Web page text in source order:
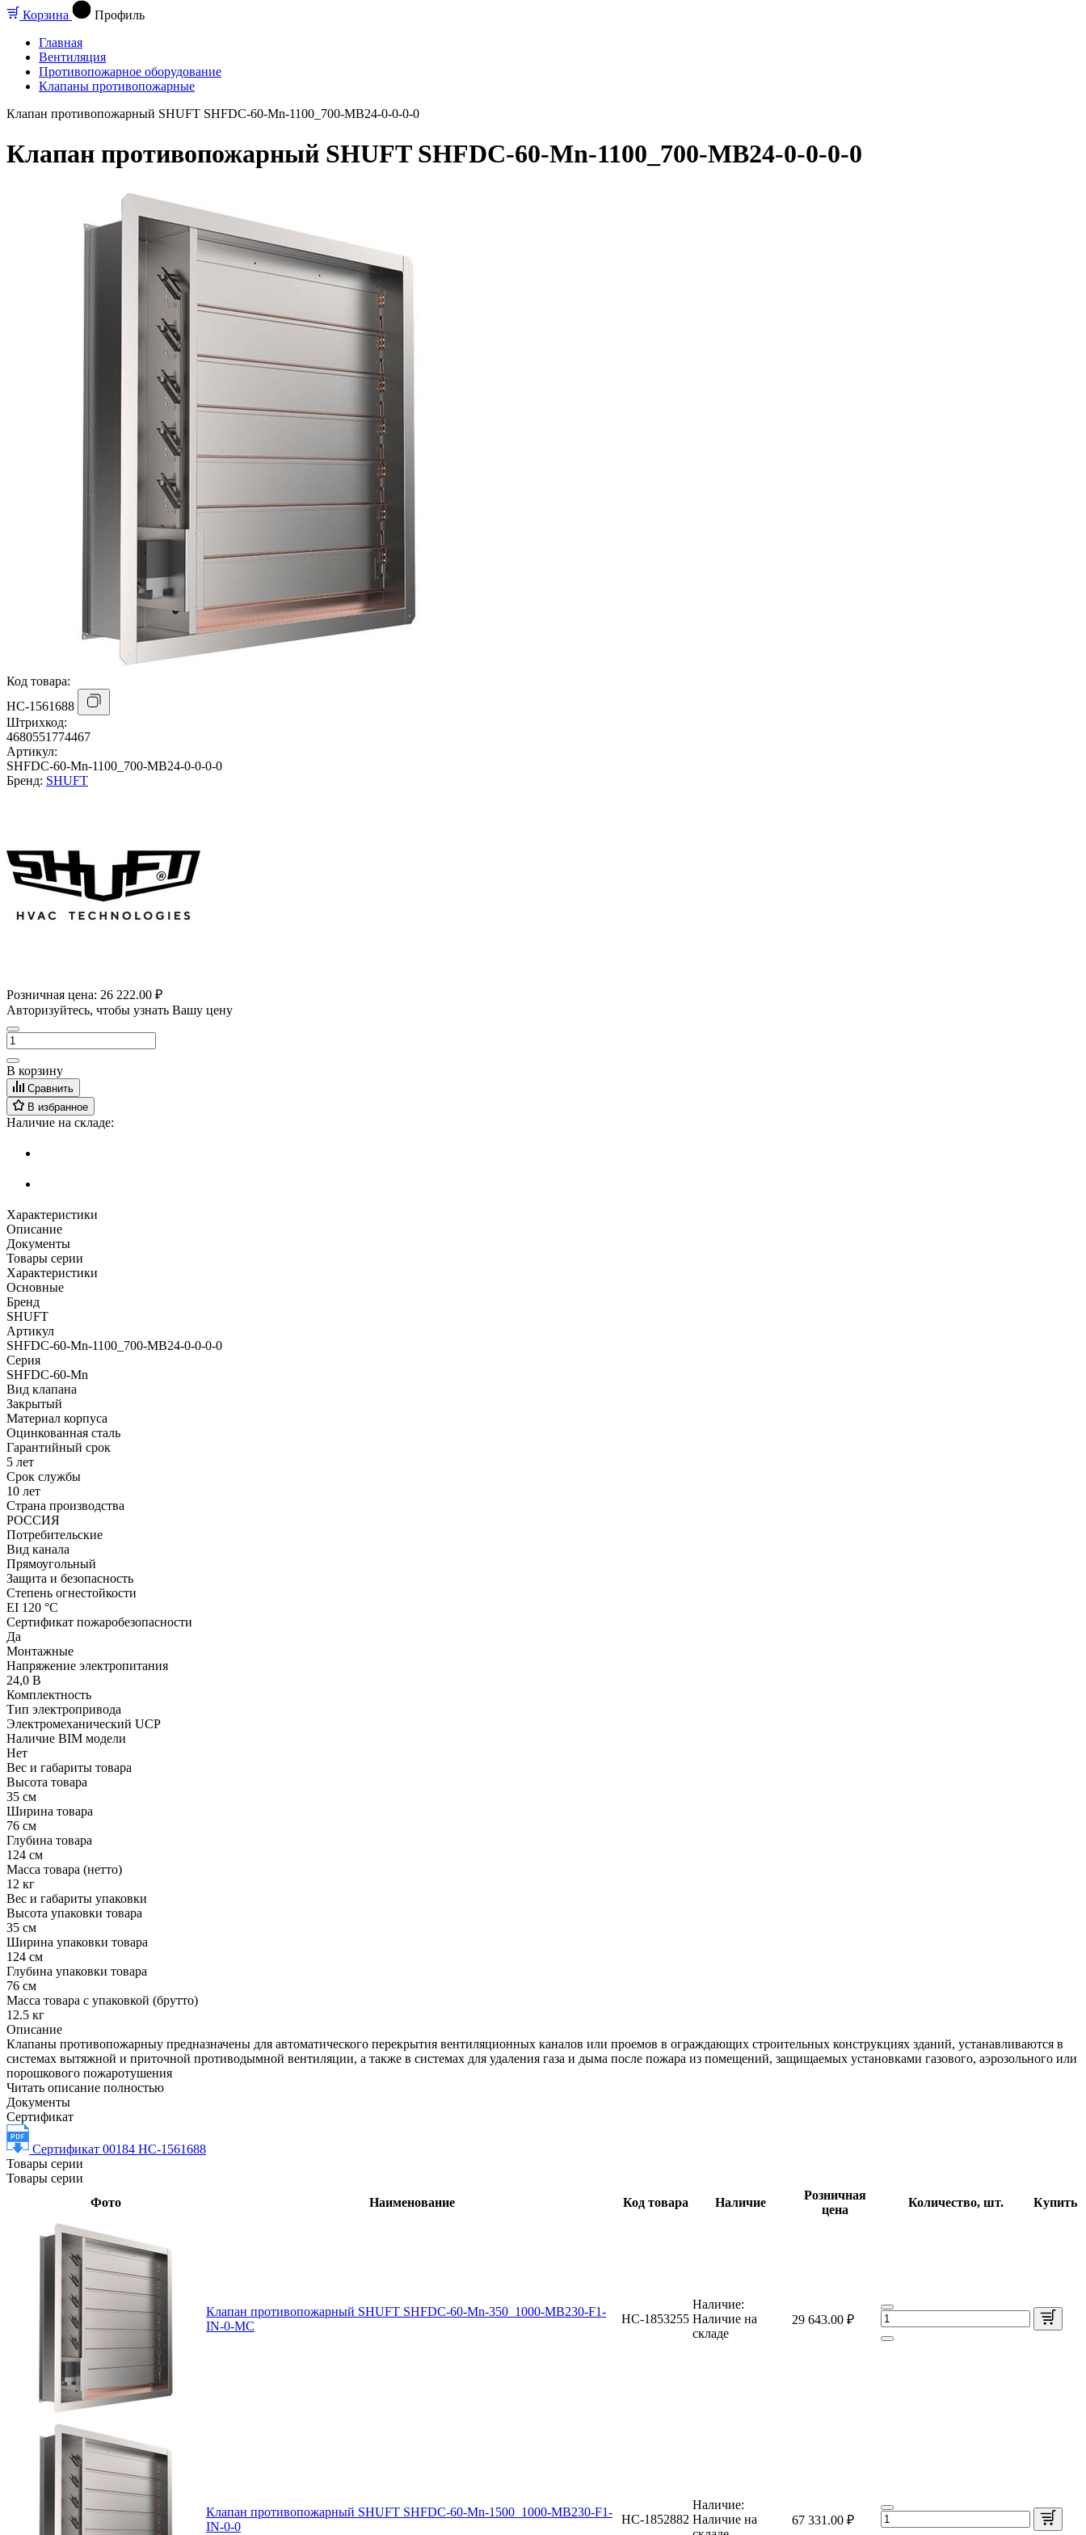
Корзина
Профиль
Главная
Вентиляция
Противопожарное оборудование
Клапаны противопожарные
Клапан противопожарный SHUFT SHFDC-60-Mn-1100_700-MB24-0-0-0-0
Клапан противопожарный SHUFT SHFDC-60-Mn-1100_700-MB24-0-0-0-0
Код товара:
НС-1561688
Штрихкод:
4680551774467
Артикул:
SHFDC-60-Mn-1100_700-MB24-0-0-0-0
Бренд: SHUFT
Розничная цена: 26 222.00 ₽
Авторизуйтесь, чтобы узнать Вашу цену
В корзину
Сравнить
В избранное
Наличие на складе:
Характеристики
Описание
Документы
Товары серии
Характеристики
Основные
Бренд
SHUFT
Артикул
SHFDC-60-Mn-1100_700-MB24-0-0-0-0
Серия
SHFDC-60-Mn
Вид клапана
Закрытый
Материал корпуса
Оцинкованная сталь
Гарантийный срок
5 лет
Срок службы
10 лет
Страна производства
РОССИЯ
Потребительские
Вид канала
Прямоугольный
Защита и безопасность
Степень огнестойкости
EI 120 °С
Сертификат пожаробезопасности
Да
Монтажные
Напряжение электропитания
24,0 В
Комплектность
Тип электропривода
Электромеханический UCP
Наличие BIM модели
Нет
Вес и габариты товара
Высота товара
35 см
Ширина товара
76 см
Глубина товара
124 см
Масса товара (нетто)
12 кг
Вес и габариты упаковки
Высота упаковки товара
35 см
Ширина упаковки товара
124 см
Глубина упаковки товара
76 см
Масса товара с упаковкой (брутто)
12.5 кг
Описание
Клапаны противопожарныу предназначены для автоматического перекрытия вентиляционных каналов или проемов в ограждающих строительных конструкциях зданий, устанавливаются в
системах вытяжной и приточной противодымной вентиляции, а также в системах для удаления газа и дыма после пожара из помещений, защищаемых установками газового, аэрозольного или
порошкового пожаротушения
Читать описание полностью
Документы
Сертификат
Сертификат 00184 НС-1561688
Товары серии
Товары серии
Фото
Наименование Код товара Наличие
Розничная
цена
Количество, шт. Купить
Клапан противопожарный SHUFT SHFDC-60-Mn-350_1000-MB230-F1-
IN-0-MC
НС-1853255
Наличие:
Наличие на
складе
29 643.00 ₽
Клапан противопожарный SHUFT SHFDC-60-Mn-1500_1000-MB230-F1-
IN-0-0
НС-1852882
Наличие:
Наличие на
67 331.00 ₽